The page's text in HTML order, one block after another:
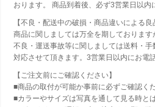
おります。 商品到着後、必ず3営業日以内
【不良・配送中の破損・商品違いによる良
商品に関しましては万全を期しておりま
不良・運送事故等に関しましては送料・
対応させて頂きます。3営業日以内にお電
【ご注文前にご確認ください】
■商品の取付が可能か事前に必ずご確認くだ
■カラーやサイズは写真を通して見る時と